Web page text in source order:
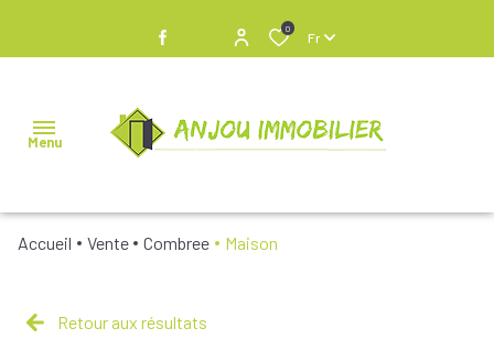
0
Fr
Menu
VENDRE
Accueil Vente Combree Maison
Retour aux résultats